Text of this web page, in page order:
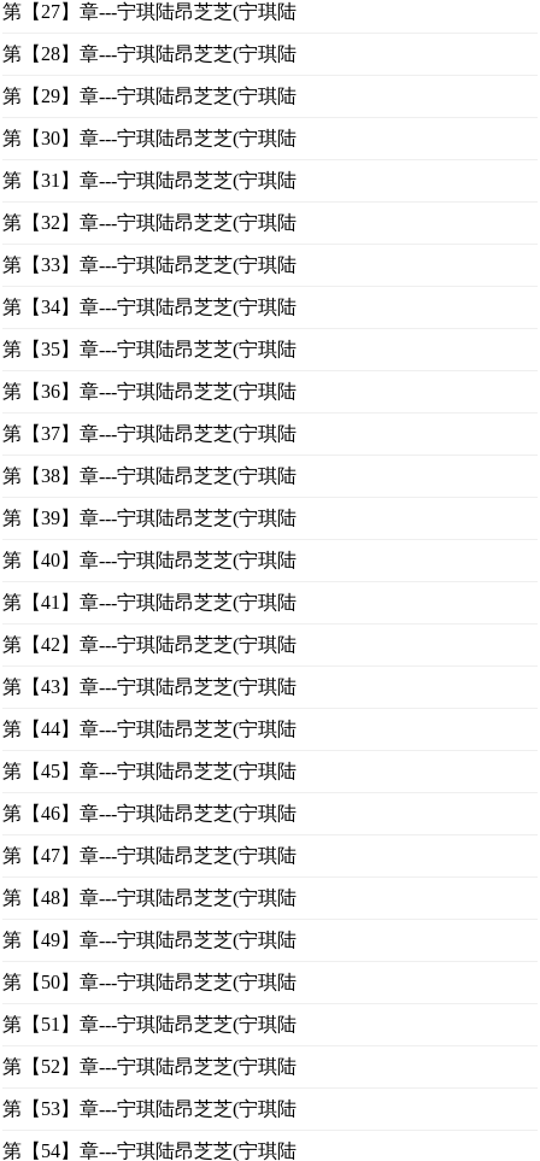
第【27】章---宁琪陆昂芝芝(宁琪陆
第【28】章---宁琪陆昂芝芝(宁琪陆
第【29】章---宁琪陆昂芝芝(宁琪陆
第【30】章---宁琪陆昂芝芝(宁琪陆
第【31】章---宁琪陆昂芝芝(宁琪陆
第【32】章---宁琪陆昂芝芝(宁琪陆
第【33】章---宁琪陆昂芝芝(宁琪陆
第【34】章---宁琪陆昂芝芝(宁琪陆
第【35】章---宁琪陆昂芝芝(宁琪陆
第【36】章---宁琪陆昂芝芝(宁琪陆
第【37】章---宁琪陆昂芝芝(宁琪陆
第【38】章---宁琪陆昂芝芝(宁琪陆
第【39】章---宁琪陆昂芝芝(宁琪陆
第【40】章---宁琪陆昂芝芝(宁琪陆
第【41】章---宁琪陆昂芝芝(宁琪陆
第【42】章---宁琪陆昂芝芝(宁琪陆
第【43】章---宁琪陆昂芝芝(宁琪陆
第【44】章---宁琪陆昂芝芝(宁琪陆
第【45】章---宁琪陆昂芝芝(宁琪陆
第【46】章---宁琪陆昂芝芝(宁琪陆
第【47】章---宁琪陆昂芝芝(宁琪陆
第【48】章---宁琪陆昂芝芝(宁琪陆
第【49】章---宁琪陆昂芝芝(宁琪陆
第【50】章---宁琪陆昂芝芝(宁琪陆
第【51】章---宁琪陆昂芝芝(宁琪陆
第【52】章---宁琪陆昂芝芝(宁琪陆
第【53】章---宁琪陆昂芝芝(宁琪陆
第【54】章---宁琪陆昂芝芝(宁琪陆